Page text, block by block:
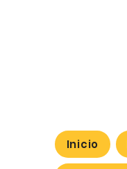
Inicio